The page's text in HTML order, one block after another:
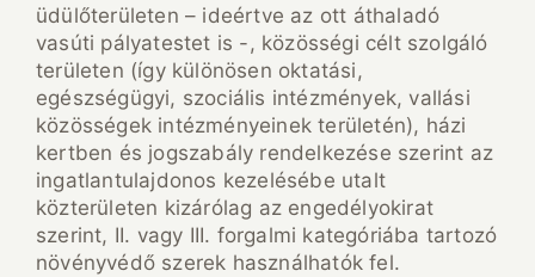
üdülőterületen – ideértve az ott áthaladó
vasúti pályatestet is -, közösségi célt szolgáló
területen (így különösen oktatási,
egészségügyi, szociális intézmények, vallási
közösségek intézményeinek területén), házi
kertben és jogszabály rendelkezése szerint az
ingatlantulajdonos kezelésébe utalt
közterületen kizárólag az engedélyokirat
szerint, II. vagy III. forgalmi kategóriába tartozó
növényvédő szerek használhatók fel.